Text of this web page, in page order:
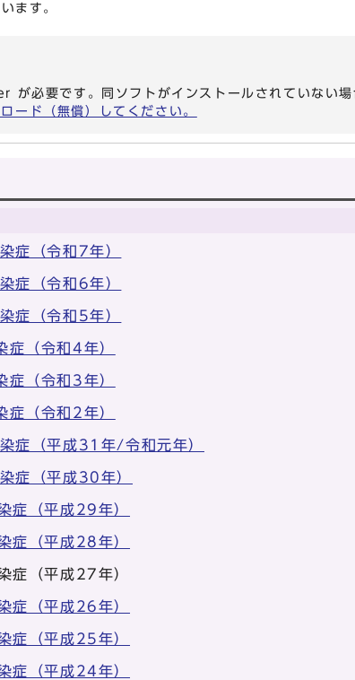
ます。
必要です。同ソフトがインストールされていない場
ド（無償）してください。
症（令和7年）
症（令和6年）
症（令和5年）
（令和4年）
（令和3年）
（令和2年）
症（平成31年/令和元年）
症（平成30年）
症（平成29年）
症（平成28年）
症（平成27年）
症（平成26年）
症（平成25年）
症（平成24年）